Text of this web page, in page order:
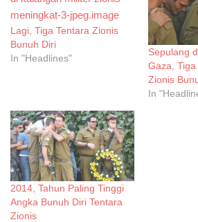
Lagi, Tiga Tentara Zionis
Bunuh Diri
In "Headlines"
Sepulang
Gaza,
Zionis
In
2014, Tahun Paling Tinggi
Angka Bunuh Diri Tentara
Zionis